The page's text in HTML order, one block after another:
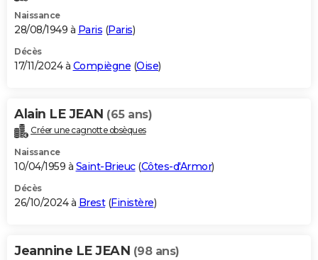
Naissance
28/08/1949 à Paris (Paris)
Décès
17/11/2024 à Compiègne (Oise)
Alain LE JEAN (65 ans)
Créer une cagnotte obsèques
Naissance
10/04/1959 à Saint-Brieuc(Côtes-d'Armor)
Décès
26/10/2024 à Brest(Finistère)
Jeannine LE JEAN (98 ans)